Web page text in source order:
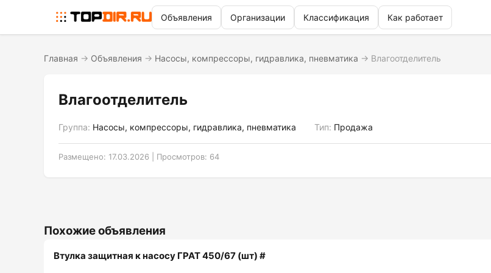
Объявления Организации Классификация Как работает
Главная → Объявления → Насосы, компрессоры, гидравлика, пневматика → Влагоотделитель
Влагоотделитель
Группа: Насосы, компрессоры, гидравлика, пневматика Тип: Продажа
Размещено: 17.03.2026 | Просмотров: 64
Похожие объявления
Втулка защитная к насосу ГРАТ 450/67 (шт) #